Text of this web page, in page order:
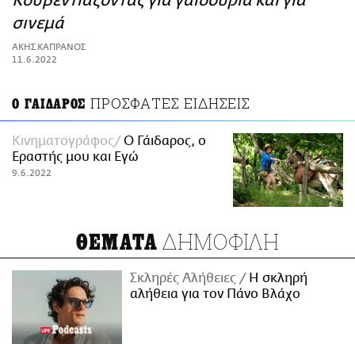
ΑΜΠΑ
PRINT
σινεμά
ΑΚΗΣ ΚΑΠΡΑΝΟΣ
11.6.2022
Ο ΓΑΙΔΑΡΟΣ ΠΡΟΣΦΑΤΕΣ ΕΙΔΗΣΕΙΣ
Κινηματογράφος Ο Γάιδαρος, ο
Εραστής μου και Εγώ
9.6.2022
ΘΕΜΑΤΑ ΔΗΜΟΦΙΛΗ
Σκληρές Αλήθειες
H σκληρή
αλήθεια για τον Πάνο Βλάχο